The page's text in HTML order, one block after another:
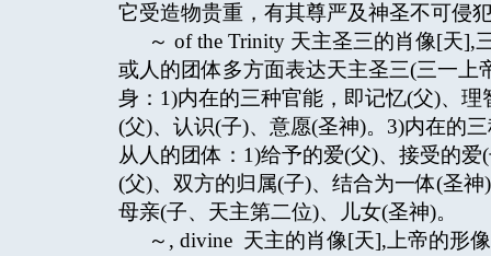
它受造物贵重，有其尊严及神圣不可侵
～ of the Trinity 天主圣三的肖像[天
或人的团体多方面表达天主圣三(三一
身：1)内在的三种官能，即记忆(父)、
(父)、认识(子)、意愿(圣神)。3)内在的
从人的团体：1)给予的爱(父)、接受的
(父)、双方的归属(子)、结合为一体(圣
母亲(子、天主第二位)、儿女(圣神)。
～, divine 天主的肖像[天],上帝的形